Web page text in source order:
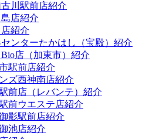
川駅前店紹介
店紹介
紹介
ンターたかはし（宝殿）紹介
店（加東市）紹介
駅前店紹介
ズ西神南店紹介
前店（レバンテ）紹介
前ウエステ店紹介
影駅前店紹介
池店紹介